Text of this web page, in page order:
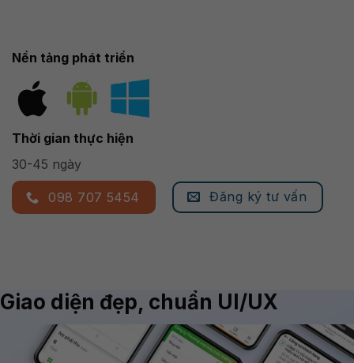
Nền tảng phát triển
Thời gian thực hiện
30-45 ngày
098 707 5454 Đăng ký tư vấn
Giao diện đẹp, chuẩn UI/UX